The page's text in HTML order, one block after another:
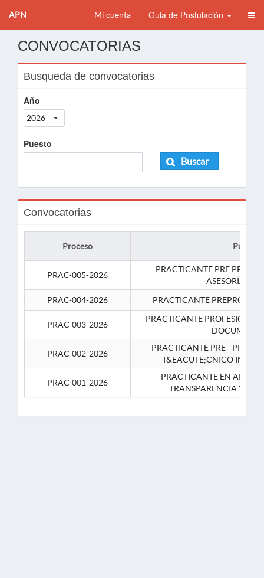
APN Mi cuenta Guia de Postulación
CONVOCATORIAS
Busqueda de convocatorias
Año
2026
Puesto
Buscar
Convocatorias
Proceso Puesto
PRAC-005-2026
PRACTICANTE PRE
ASESORÍA
PRAC-004-2026
PRACTICANTE
PRAC-003-2026
PRACTICANTE
PRAC-002-2026
PRACTICANTE PRE -
T&EACUTE;CNICO
PRAC-001-2026
PRACTICANTE EN APOYO
TRANSPARENCIA Y